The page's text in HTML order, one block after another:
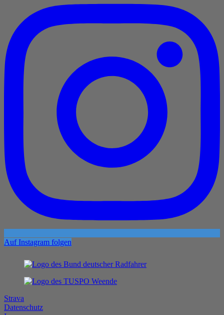
Auf Instagram folgen
Strava
Datenschutz